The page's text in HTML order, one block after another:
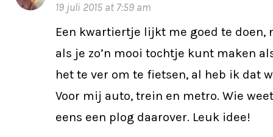
19 juli 2015 at 7:59 am
Een kwartiertje lijkt me goed te doen,
als je zo’n mooi tochtje kunt maken
het te ver om te fietsen, al heb ik dat
Voor mij auto, trein en metro. Wie
eens een plog daarover. Leuk idee!